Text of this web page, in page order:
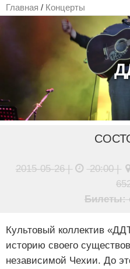
Главная / Концерты
2015-05-26 | 20:00 |
Билеты:
Культовый коллектив
историю своего
независимой Чехии. До